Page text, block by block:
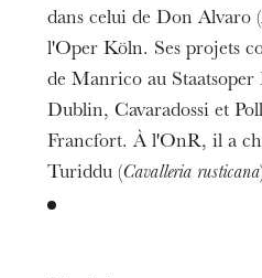
dans celui de Don Alvaro (
l'Oper Köln. Ses projets
de Manrico au Staatsoper
Dublin, Cavaradossi et
Francfort. À l'OnR, il a
Turiddu (Cavalleria rusticana